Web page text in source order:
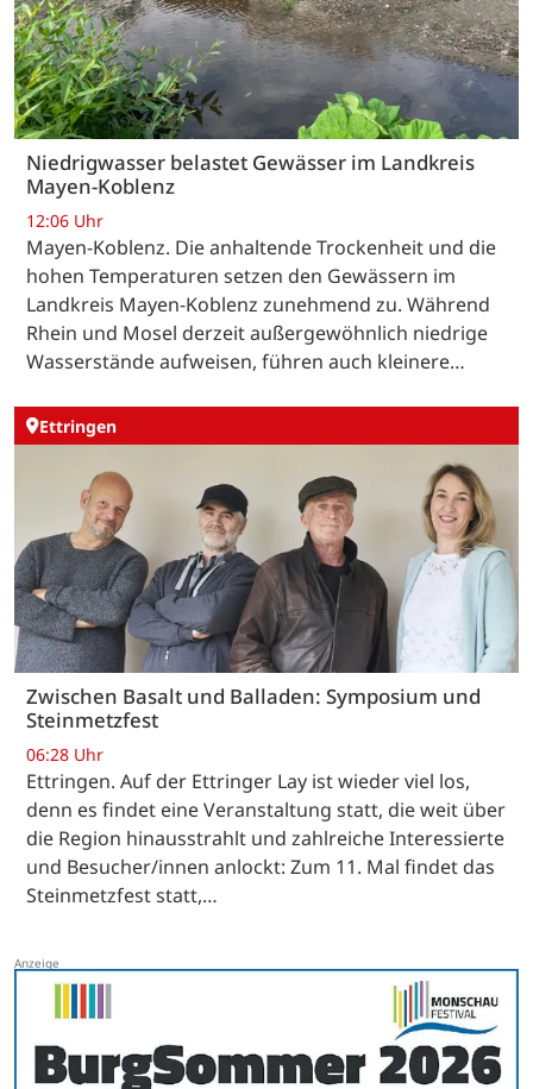
Niedrigwasser belastet Gewässer im Landkreis
Mayen-Koblenz
12:06 Uhr
Mayen-Koblenz. Die anhaltende Trockenheit und die
hohen Temperaturen setzen den Gewässern im
Landkreis Mayen-Koblenz zunehmend zu. Während
Rhein und Mosel derzeit außergewöhnlich niedrige
Wasserstände aufweisen, führen auch kleinere…
Ettringen
Zwischen Basalt und Balladen: Symposium und
Steinmetzfest
06:28 Uhr
Ettringen. Auf der Ettringer Lay ist wieder viel los,
denn es findet eine Veranstaltung statt, die weit über
die Region hinausstrahlt und zahlreiche Interessierte
und Besucher/innen anlockt: Zum 11. Mal findet das
Steinmetzfest statt,…